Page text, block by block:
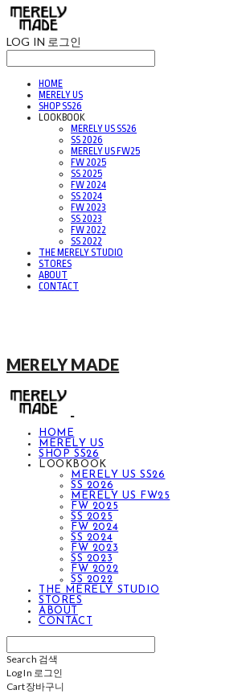
LOG IN 로그인
HOME
MERELY US
SHOP SS26
LOOKBOOK
MERELY US SS26
SS 2026
MERELY US FW25
FW 2025
SS 2025
FW 2024
SS 2024
FW 2023
SS 2023
FW 2022
SS 2022
THE MERELY STUDIO
STORES
ABOUT
CONTACT
MERELY MADE
HOME
MERELY US
SHOP SS26
LOOKBOOK
MERELY US SS26
SS 2026
MERELY US FW25
FW 2025
SS 2025
FW 2024
SS 2024
FW 2023
SS 2023
FW 2022
SS 2022
THE MERELY STUDIO
STORES
ABOUT
CONTACT
Search 검색
Log In 로그인
Cart장바구니